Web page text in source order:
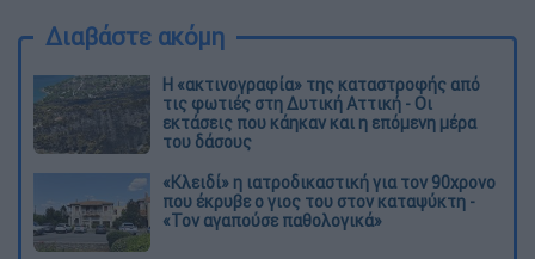
Διαβάστε ακόμη
Η «ακτινογραφία» της καταστροφής από
τις φωτιές στη Δυτική Αττική - Οι
εκτάσεις που κάηκαν και η επόμενη μέρα
του δάσους
«Κλειδί» η ιατροδικαστική για τον 90χρονο
που έκρυβε ο γιος του στον καταψύκτη -
«Τον αγαπούσε παθολογικά»